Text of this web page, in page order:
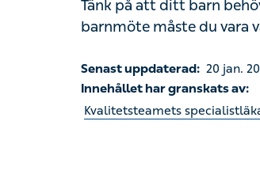
Senast uppdaterad: 20 jan. 2022
Innehållet har granskats av: